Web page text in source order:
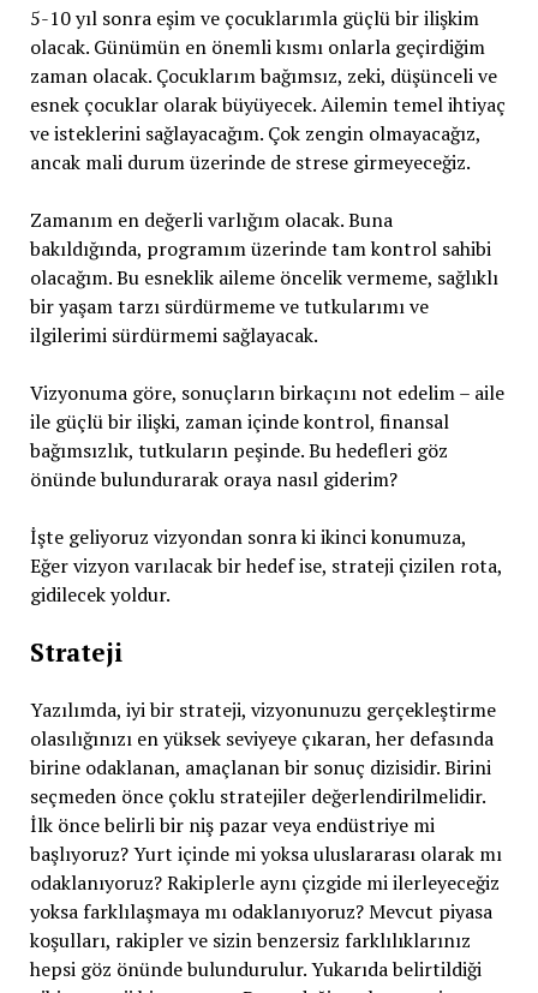
5-10 yıl sonra eşim ve çocuklarımla güçlü bir ilişkim
olacak. Günümün en önemli kısmı onlarla geçirdiğim
zaman olacak. Çocuklarım bağımsız, zeki, düşünceli ve
esnek çocuklar olarak büyüyecek. Ailemin temel ihtiyaç
ve isteklerini sağlayacağım. Çok zengin olmayacağız,
ancak mali durum üzerinde de strese girmeyeceğiz.
Zamanım en değerli varlığım olacak. Buna
bakıldığında, programım üzerinde tam kontrol sahibi
olacağım. Bu esneklik aileme öncelik vermeme, sağlıklı
bir yaşam tarzı sürdürmeme ve tutkularımı ve
ilgilerimi sürdürmemi sağlayacak.
Vizyonuma göre, sonuçların birkaçını not edelim – aile
ile güçlü bir ilişki, zaman içinde kontrol, finansal
bağımsızlık, tutkuların peşinde. Bu hedefleri göz
önünde bulundurarak oraya nasıl giderim?
İşte geliyoruz vizyondan sonra ki ikinci konumuza,
Eğer vizyon varılacak bir hedef ise, strateji çizilen rota,
gidilecek yoldur.
Strateji
Yazılımda, iyi bir strateji, vizyonunuzu gerçekleştirme
olasılığınızı en yüksek seviyeye çıkaran, her defasında
birine odaklanan, amaçlanan bir sonuç dizisidir. Birini
seçmeden önce çoklu stratejiler değerlendirilmelidir.
İlk önce belirli bir niş pazar veya endüstriye mi
başlıyoruz? Yurt içinde mi yoksa uluslararası olarak mı
odaklanıyoruz? Rakiplerle aynı çizgide mi ilerleyeceğiz
yoksa farklılaşmaya mı odaklanıyoruz? Mevcut piyasa
koşulları, rakipler ve sizin benzersiz farklılıklarınız
hepsi göz önünde bulundurulur. Yukarıda belirtildiği